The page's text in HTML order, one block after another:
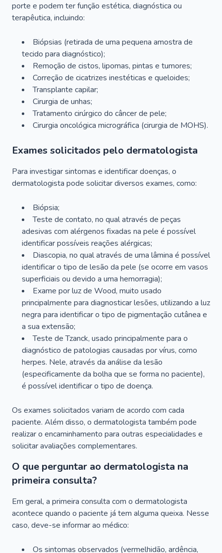
porte e podem ter função estética, diagnóstica ou
terapêutica, incluindo:
Biópsias (retirada de uma pequena amostra de
tecido para diagnóstico);
Remoção de cistos, lipomas, pintas e tumores;
Correção de cicatrizes inestéticas e queloides;
Transplante capilar;
Cirurgia de unhas;
Tratamento cirúrgico do câncer de pele;
Cirurgia oncológica micrográfica (cirurgia de MOHS).
Exames solicitados pelo dermatologista
Para investigar sintomas e identificar doenças, o
dermatologista pode solicitar diversos exames, como:
Biópsia;
Teste de contato, no qual através de peças
adesivas com alérgenos fixadas na pele é possível
identificar possíveis reações alérgicas;
Diascopia, no qual através de uma lâmina é possível
identificar o tipo de lesão da pele (se ocorre em vasos
superficiais ou devido a uma hemorragia);
Exame por luz de Wood, muito usado
principalmente para diagnosticar lesões, utilizando a luz
negra para identificar o tipo de pigmentação cutânea e
a sua extensão;
Teste de Tzanck, usado principalmente para o
diagnóstico de patologias causadas por vírus, como
herpes. Nele, através da análise da lesão
(especificamente da bolha que se forma no paciente),
é possível identificar o tipo de doença.
Os exames solicitados variam de acordo com cada
paciente. Além disso, o dermatologista também pode
realizar o encaminhamento para outras especialidades e
solicitar avaliações complementares.
O que perguntar ao dermatologista na
primeira consulta?
Em geral, a primeira consulta com o dermatologista
acontece quando o paciente já tem alguma queixa. Nesse
caso, deve-se informar ao médico:
Os sintomas observados (vermelhidão, ardência,